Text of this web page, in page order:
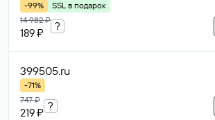
-99%
SSL в подарок
14 982 ₽
189 ₽
?
399505.ru
-71%
747 ₽
219 ₽
?